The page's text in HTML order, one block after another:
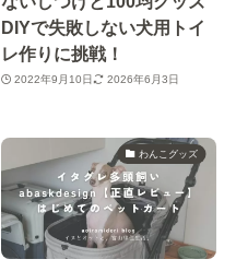
DIYで失敗しない犬用トイ
レ作りに挑戦！
2022年9月10日 2026年6月3日
わんこグッズ